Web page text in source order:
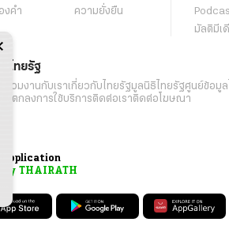
งคำ
ความยั่งยืน
มัลติมีเ
ไทยรัฐ
ร่วมงานกับเราเกี่ยวกับไทยรัฐมูลนิธิไทยรัฐศูนย์ข้อมูล
ข้อตกลงการใช้บริการติดต่อเราติดต่อโฆษณา
Application
My THAIRATH